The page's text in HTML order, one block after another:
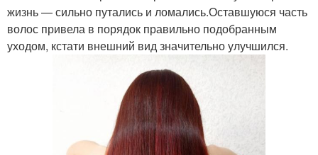
жизнь — сильно путались и ломались.Оставшуюся часть
волос привела в порядок правильно подобранным
уходом, кстати внешний вид значительно улучшился.